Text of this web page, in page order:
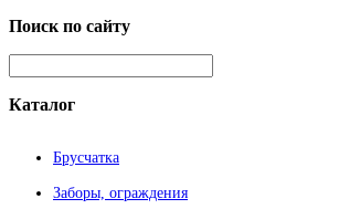
Поиск по сайту
Каталог
Брусчатка
Заборы, ограждения